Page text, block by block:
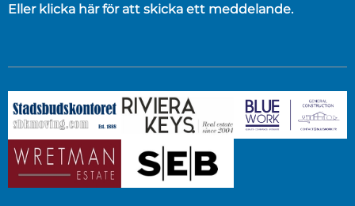
Eller klicka här för att skicka ett meddelande.